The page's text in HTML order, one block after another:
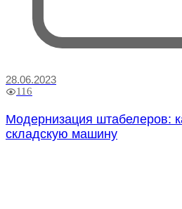
28.06.2023
116
Модернизация штабелеров:
складскую машину